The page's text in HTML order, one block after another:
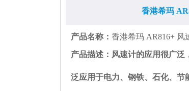
香港希玛
产品名称： 香港希玛 AR816+ 风
产品描述：风速计的应用很广
泛应用于电力、钢铁、石化、节